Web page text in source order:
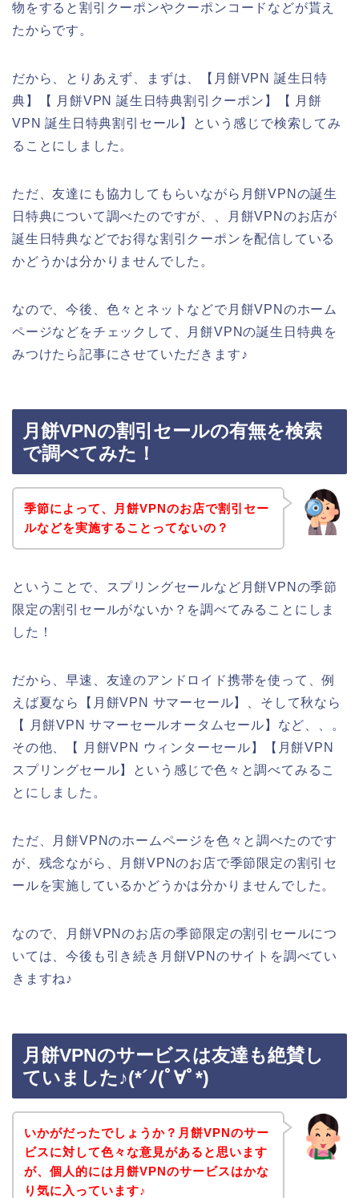
物をすると割引クーポンやクーポンコードなどが貰え
たからです。
だから、とりあえず、まずは、【月餅VPN 誕生日特
典】【 月餅VPN 誕生日特典割引クーポン】【 月餅
VPN 誕生日特典割引セール】という感じで検索してみ
ることにしました。
ただ、友達にも協力してもらいながら月餅VPNの誕生
日特典について調べたのですが、、月餅VPNのお店が
誕生日特典などでお得な割引クーポンを配信している
かどうかは分かりませんでした。
なので、今後、色々とネットなどで月餅VPNのホーム
ページなどをチェックして、月餅VPNの誕生日特典を
みつけたら記事にさせていただきます♪
月餅VPNの割引セールの有無を検索
で調べてみた！
季節によって、月餅VPNのお店で割引セー
ルなどを実施することってないの？
ということで、スプリングセールなど月餅VPNの季節
限定の割引セールがないか？を調べてみることにしま
した！
だから、早速、友達のアンドロイド携帯を使って、例
えば夏なら【月餅VPN サマーセール】、そして秋なら
【 月餅VPN サマーセールオータムセール】など、、。
その他、【 月餅VPN ウィンターセール】【月餅VPN
スプリングセール】という感じで色々と調べてみるこ
とにしました。
ただ、月餅VPNのホームページを色々と調べたのです
が、残念ながら、月餅VPNのお店で季節限定の割引セ
ールを実施しているかどうかは分かりませんでした。
なので、月餅VPNのお店の季節限定の割引セールにつ
いては、今後も引き続き月餅VPNのサイトを調べてい
きますね♪
月餅VPNのサービスは友達も絶賛し
ていました♪(*´ﾉ(ﾟ∀ﾟ*)
いかがだったでしょうか？月餅VPNのサー
ビスに対して色々な意見があると思います
が、個人的には月餅VPNのサービスはかな
り気に入っています♪